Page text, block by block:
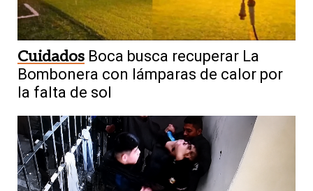
Cuidados Boca busca recuperar La
Bombonera con lámparas de calor por
la falta de sol